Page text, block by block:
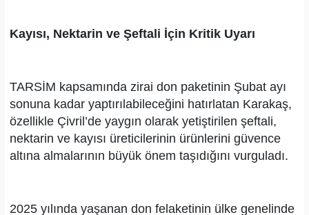
Kayısı, Nektarin ve Şeftali İçin Kritik Uyarı
TARSİM kapsamında zirai don paketinin Şubat ayı
sonuna kadar yaptırılabileceğini hatırlatan Karakaş,
özellikle Çivril’de yaygın olarak yetiştirilen şeftali,
nektarin ve kayısı üreticilerinin ürünlerini güvence
altına almalarının büyük önem taşıdığını vurguladı.
2025 yılında yaşanan don felaketinin ülke genelinde